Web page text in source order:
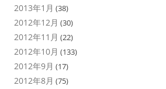
2013年1月 (38)
2012年12月 (30)
2012年11月 (22)
2012年10月 (133)
2012年9月 (17)
2012年8月 (75)